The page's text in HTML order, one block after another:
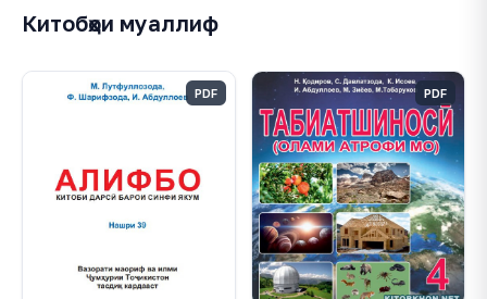
Китобҳои муаллиф
PDF PDF